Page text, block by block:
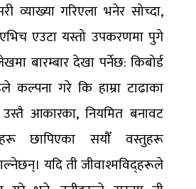
व्याख्या गरिएला भनेर सोच्दा,
एउटा यस्तो उपकरणमा पुगे
बारम्बार देखा पर्नेछ: किबोर्ड
कल्पना गरे कि हाम्रा टाढाका
उस्तै आकारका, नियमित बनावट
छापिएका सयौँ वस्तुहरू
यदि ती जीवाश्मविद्हरूले